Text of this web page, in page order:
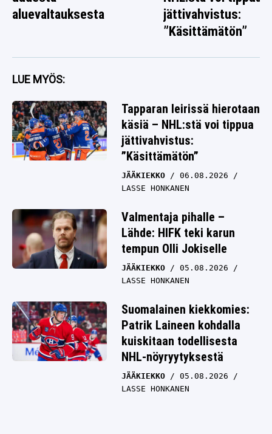
aluevaltauksesta
jättivahvistus:
”Käsittämätön”
LUE MYÖS:
Tapparan leirissä hierotaan
käsiä – NHL:stä voi tippua
jättivahvistus:
”Käsittämätön”
JÄÄKIEKKO
06.08.2026
LASSE HONKANEN
Valmentaja pihalle –
Lähde: HIFK teki karun
tempun Olli Jokiselle
JÄÄKIEKKO
05.08.2026
LASSE HONKANEN
Suomalainen kiekkomies:
Patrik Laineen kohdalla
kuiskitaan todellisesta
NHL-nöyryytyksestä
JÄÄKIEKKO
05.08.2026
LASSE HONKANEN